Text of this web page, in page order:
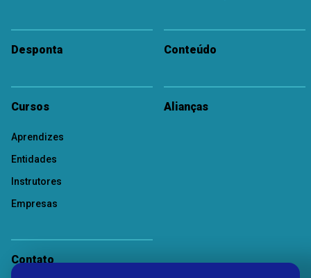
Desponta Conteúdo
Cursos
Aprendizes
Entidades
Instrutores
Empresas
Alianças
Contato